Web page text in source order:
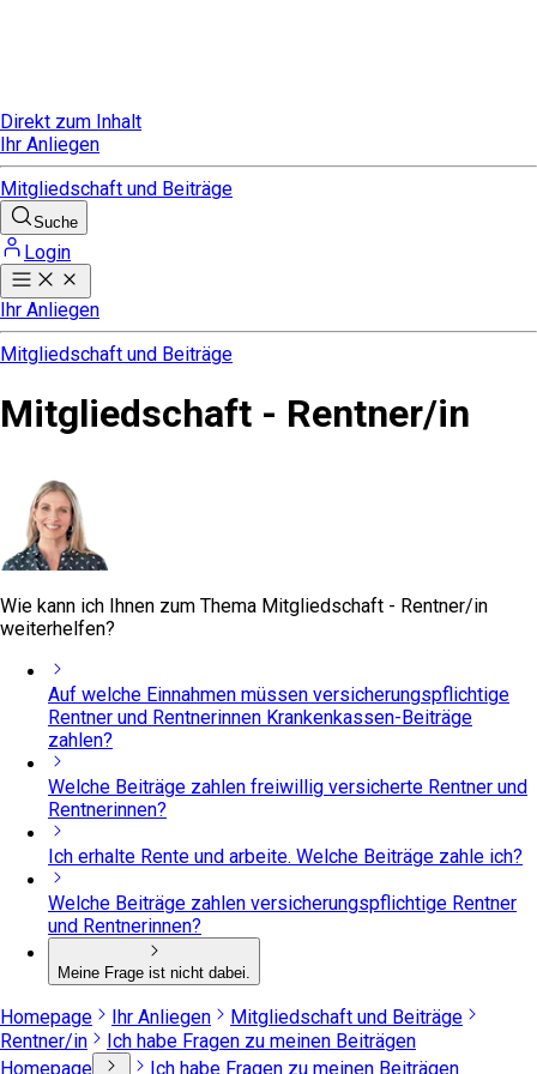
Direkt zum Inhalt
Ihr Anliegen
Mitgliedschaft und Beiträge
Suche
Login
Ihr Anliegen
Mitgliedschaft und Beiträge
Mitgliedschaft - Rentner/in
Wie kann ich Ihnen zum Thema Mitgliedschaft - Rentner/in
weiterhelfen?
Auf welche Einnahmen müssen versicherungspflichtige
Rentner und Rentnerinnen Krankenkassen-Beiträge
zahlen?
Welche Beiträge zahlen freiwillig versicherte Rentner und
Rentnerinnen?
Ich erhalte Rente und arbeite. Welche Beiträge zahle ich?
Welche Beiträge zahlen versicherungspflichtige Rentner
und Rentnerinnen?
Meine Frage ist nicht dabei.
Homepage Ihr Anliegen
Mitgliedschaft und Beiträge
Rentner/in
Ich habe Fragen zu meinen Beiträgen
Homepage
Ich habe Fragen zu meinen Beiträgen